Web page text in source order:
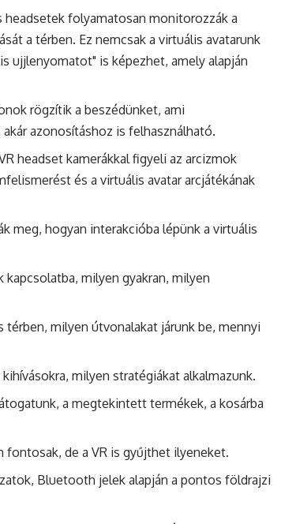
headsetek folyamatosan monitorozzák a
a térben. Ez nemcsak a virtuális avatarunk
ujjlenyomatot" is képezhet, amely alapján
rögzítik a beszédünket, ami
azonosításhoz is felhasználható.
headset kamerákkal figyeli az arcizmok
és a virtuális avatar arcjátékának
meg, hogyan interakcióba lépünk a virtuális
kapcsolatba, milyen gyakran, milyen
térben, milyen útvonalakat járunk be, mennyi
milyen stratégiákat alkalmazunk.
a megtekintett termékek, a kosárba
fontosak, de a VR is gyűjthet ilyeneket.
Bluetooth jelek alapján a pontos földrajzi